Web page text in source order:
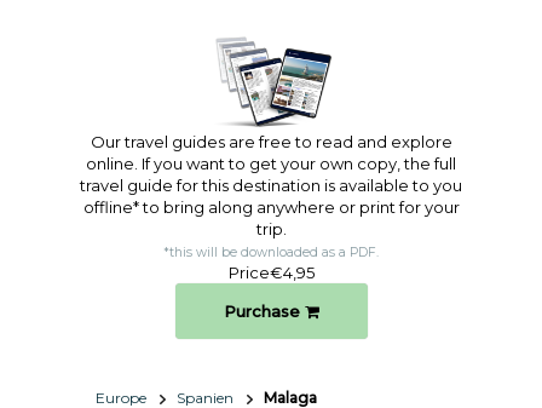
Our travel guides are free to read and explore
online. If you want to get your own copy, the full
travel guide for this destination is available to you
offline* to bring along anywhere or print for your
trip.​
*this will be downloaded as a PDF.
Price€4,95
Purchase
Europe Spanien Malaga